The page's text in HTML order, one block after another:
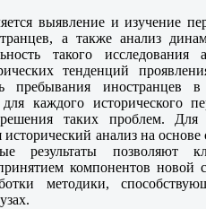
выявление и изучение
а также анализ
такого исследования
тенденций
пребывания иностранцев
каждого исторического
таких проблем. Для
исторический анализ на
результаты позволяют
компонентов новой
методики,